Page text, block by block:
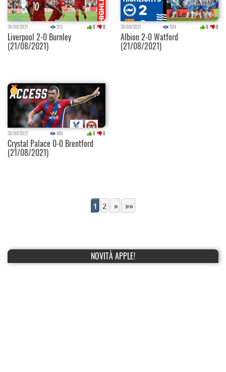
30/08/2021 515 0 0
Liverpool 2-0 Burnley
(21/08/2021)
30/08/2021 504 0 0
Albion 2-0 Watford
(21/08/2021)
30/08/2021 480 0 0
Crystal Palace 0-0 Brentford
(21/08/2021)
1 2 » »»
NOVITÀ APPLE!